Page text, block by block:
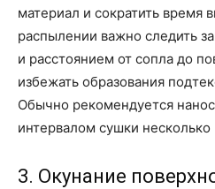
материал и сократить время
распылении важно следить
и расстоянием от сопла до
избежать образования
Обычно рекомендуется
интервалом сушки несколько
3. Окунание